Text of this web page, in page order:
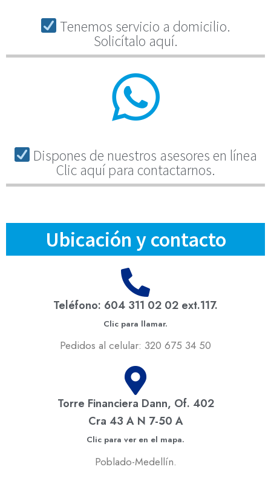
Tenemos servicio a domicilio.
Solicítalo aquí.
Dispones de nuestros asesores en línea
Clic aquí para contactarnos.
Ubicación y contacto
Teléfono: 604 311 02 02 ext.117.
Clic para llamar.
Pedidos al celular: 320 675 34 50
Torre Financiera Dann, Of. 402
Cra 43 A N 7-50 A
Clic para ver en el mapa.
Poblado-Medellín.